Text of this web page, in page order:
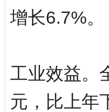
增长6.7%。
工业效益。
元，比上年